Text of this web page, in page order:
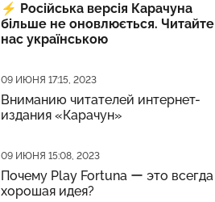
⚡️ Російська версія Карачуна
більше не оновлюється. Читайте
нас українською
Дата публикации
09 ИЮНЯ 17:15, 2023
Вниманию читателей интернет-
издания «Карачун»
Дата публикации
09 ИЮНЯ 15:08, 2023
Почему Play Fortuna ー это всегда
хорошая идея?